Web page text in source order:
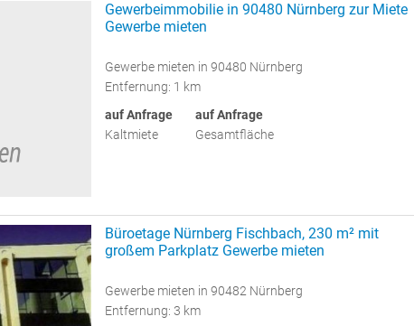
Gewerbeimmobilie in 90480 Nürnberg zur Miete
Gewerbe mieten
Gewerbe mieten in 90480 Nürnberg
Entfernung: 1 km
auf Anfrage
Kaltmiete
auf Anfrage
Gesamtfläche
Büroetage Nürnberg Fischbach, 230 m² mit
großem Parkplatz Gewerbe mieten
Gewerbe mieten in 90482 Nürnberg
Entfernung: 3 km